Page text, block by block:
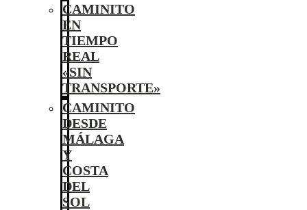
CAMINITO
EN
TIEMPO
REAL
«SIN
TRANSPORTE»
CAMINITO
DESDE
MÁLAGA
Y
COSTA
DEL
SOL